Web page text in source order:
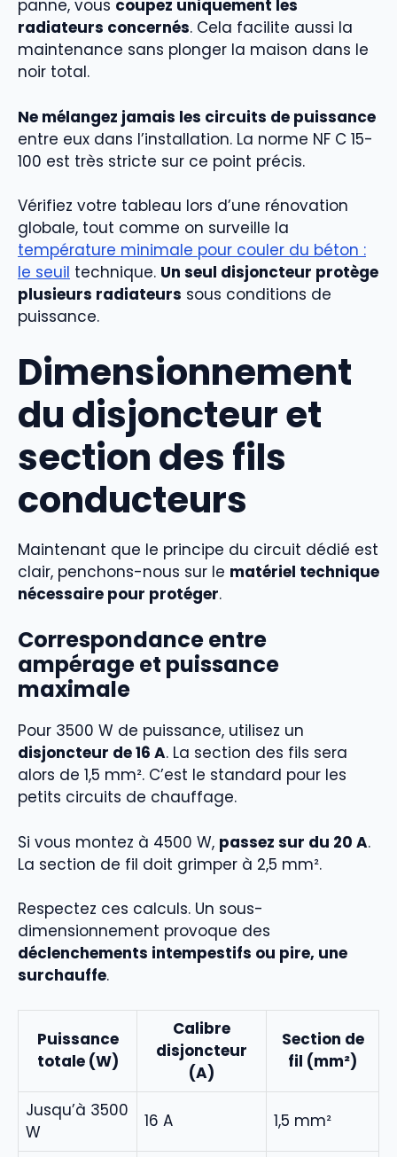
panne, vous coupez uniquement les
radiateurs concernés. Cela facilite aussi la
maintenance sans plonger la maison dans le
noir total.
Ne mélangez jamais les circuits de puissance
entre eux dans l’installation. La norme NF C 15-
100 est très stricte sur ce point précis.
Vérifiez votre tableau lors d’une rénovation
globale, tout comme on surveille la
température minimale pour couler du béton :
le seuil technique. Un seul disjoncteur protège
plusieurs radiateurs sous conditions de
puissance.
Dimensionnement
du disjoncteur et
section des fils
conducteurs
Maintenant que le principe du circuit dédié est
clair, penchons-nous sur le matériel technique
nécessaire pour protéger.
Correspondance entre
ampérage et puissance
maximale
Pour 3500 W de puissance, utilisez un
disjoncteur de 16 A. La section des fils sera
alors de 1,5 mm². C’est le standard pour les
petits circuits de chauffage.
Si vous montez à 4500 W, passez sur du 20 A.
La section de fil doit grimper à 2,5 mm².
Respectez ces calculs. Un sous-
dimensionnement provoque des
déclenchements intempestifs ou pire, une
surchauffe.
Puissance
totale (W)
Calibre
disjoncteur
(A)
Section de
fil (mm²)
Jusqu’à 3500
W
16 A 1,5 mm²